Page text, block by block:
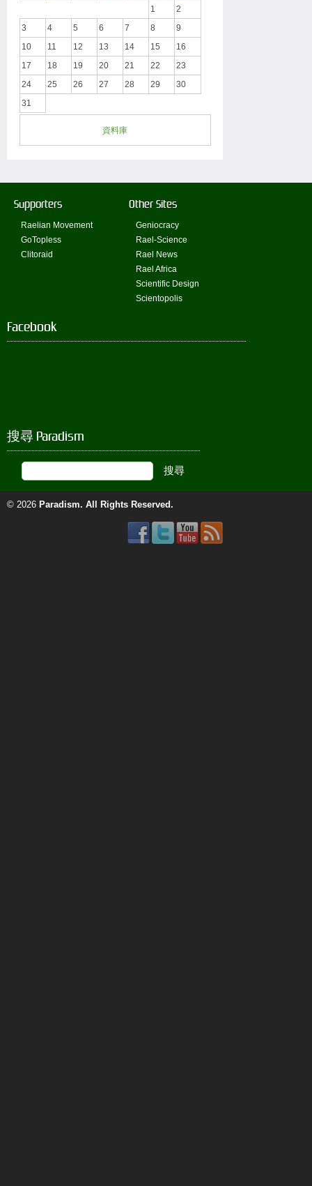
1
2
3
4 5 6 7 8
9
10
11 12 13 14 15
16
17
18 19 20 21 22
23
24
25 26 27 28 29
30
31
資料庫
Supporters
Raelian Movement
GoTopless
Clitoraid
Other Sites
Geniocracy
Rael-Science
Rael News
Rael Africa
Scientific Design
Scientopolis
Facebook
搜尋 Paradism
© 2026 Paradism. All Rights Reserved.